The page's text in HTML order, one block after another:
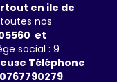
en ile de
nos
et
social : 9
Téléphone
.